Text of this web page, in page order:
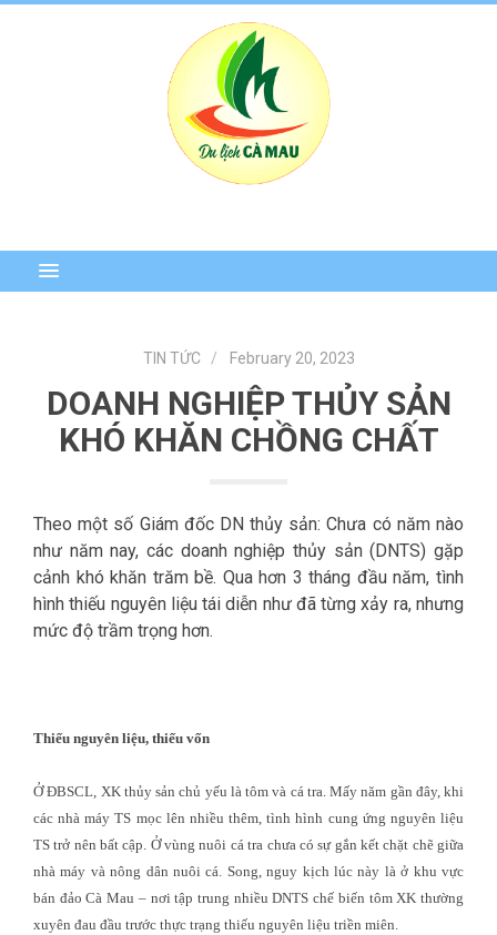
TIN TỨC February 20, 2023
DOANH NGHIỆP THỦY SẢN
KHÓ KHĂN CHỒNG CHẤT
Theo một số Giám đốc DN thủy sản: Chưa có năm nào
như năm nay, các doanh nghiệp thủy sản (DNTS) gặp
cảnh khó khăn trăm bề. Qua hơn 3 tháng đầu năm, tình
hình thiếu nguyên liệu tái diễn như đã từng xảy ra, nhưng
mức độ trầm trọng hơn.
Thiếu nguyên liệu, thiếu vốn
Ở ĐBSCL, XK thủy sản chủ yếu là tôm và cá tra. Mấy năm gần đây, khi
các nhà máy TS mọc lên nhiều thêm, tình hình cung ứng nguyên liệu
TS trở nên bất cập. Ở vùng nuôi cá tra chưa có sự gắn kết chặt chẽ giữa
nhà máy và nông dân nuôi cá. Song, nguy kịch lúc này là ở khu vực
bán đảo Cà Mau – nơi tập trung nhiều DNTS chế biến tôm XK thường
xuyên đau đầu trước thực trạng thiếu nguyên liệu triền miên.